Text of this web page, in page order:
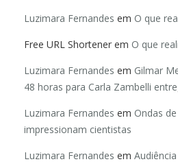
Luzimara Fernandes em O que
Free URL Shortener em O que
Luzimara Fernandes em Gilmar
48 horas para Carla Zambelli
Luzimara Fernandes em Ondas
impressionam cientistas
Luzimara Fernandes em